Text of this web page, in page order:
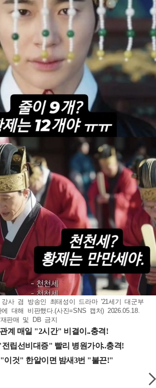
강사 겸 방송인 최태성이 드라마 '21세기 대군부
대해 비판했다.(사진=SNS 캡처) 2026.05.18.
판매 및 DB 금지